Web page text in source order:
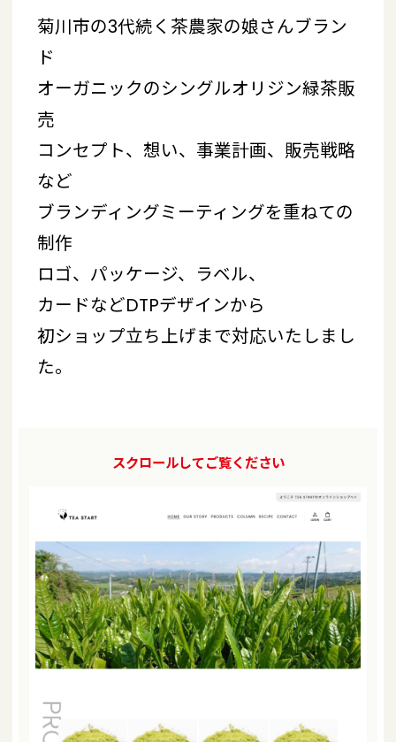
菊川市の3代続く茶農家の娘さんブラン
ド
オーガニックのシングルオリジン緑茶販
売
コンセプト、想い、事業計画、販売戦略
など
ブランディングミーティングを重ねての
制作
ロゴ、パッケージ、ラベル、
カードなどDTPデザインから
初ショップ立ち上げまで対応いたしまし
た。